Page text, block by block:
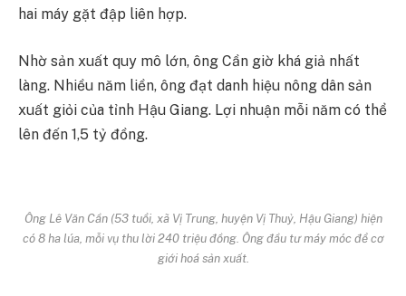
hai máy gặt đập liên hợp.
Nhờ sản xuất quy mô lớn, ông Cần giờ khá giả nhất
làng. Nhiều năm liền, ông đạt danh hiệu nông dân sản
xuất giỏi của tỉnh Hậu Giang. Lợi nhuận mỗi năm có thể
lên đến 1,5 tỷ đồng.
Ông Lê Văn Cần (53 tuổi, xã Vị Trung, huyện Vị Thuỷ, Hậu Giang) hiện
có 8 ha lúa, mỗi vụ thu lời 240 triệu đồng. Ông đầu tư máy móc để cơ
giới hoá sản xuất.